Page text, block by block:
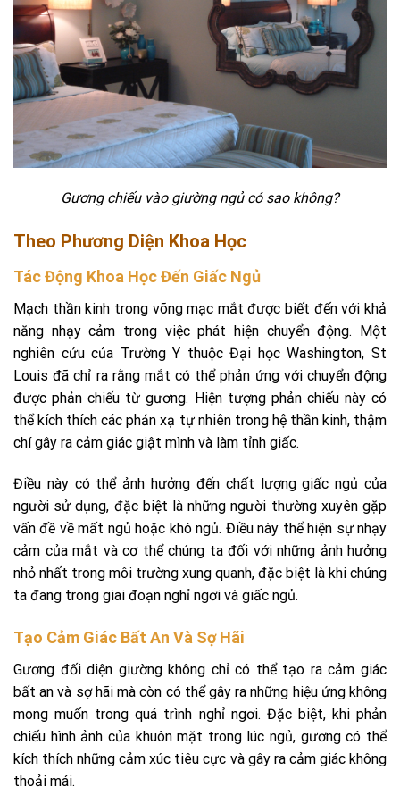
Gương chiếu vào giường ngủ có sao không?
Theo Phương Diện Khoa Học
Tác Động Khoa Học Đến Giấc Ngủ
Mạch thần kinh trong võng mạc mắt được biết đến với khả
năng nhạy cảm trong việc phát hiện chuyển động. Một
nghiên cứu của Trường Y thuộc Đại học Washington, St
Louis đã chỉ ra rằng mắt có thể phản ứng với chuyển động
được phản chiếu từ gương. Hiện tượng phản chiếu này có
thể kích thích các phản xạ tự nhiên trong hệ thần kinh, thậm
chí gây ra cảm giác giật mình và làm tỉnh giấc.
Điều này có thể ảnh hưởng đến chất lượng giấc ngủ của
người sử dụng, đặc biệt là những người thường xuyên gặp
vấn đề về mất ngủ hoặc khó ngủ. Điều này thể hiện sự nhạy
cảm của mắt và cơ thể chúng ta đối với những ảnh hưởng
nhỏ nhất trong môi trường xung quanh, đặc biệt là khi chúng
ta đang trong giai đoạn nghỉ ngơi và giấc ngủ.
Tạo Cảm Giác Bất An Và Sợ Hãi
Gương đối diện giường không chỉ có thể tạo ra cảm giác
bất an và sợ hãi mà còn có thể gây ra những hiệu ứng không
mong muốn trong quá trình nghỉ ngơi. Đặc biệt, khi phản
chiếu hình ảnh của khuôn mặt trong lúc ngủ, gương có thể
kích thích những cảm xúc tiêu cực và gây ra cảm giác không
thoải mái.